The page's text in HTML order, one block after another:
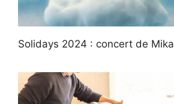
Solidays 2024 : concert de Mika